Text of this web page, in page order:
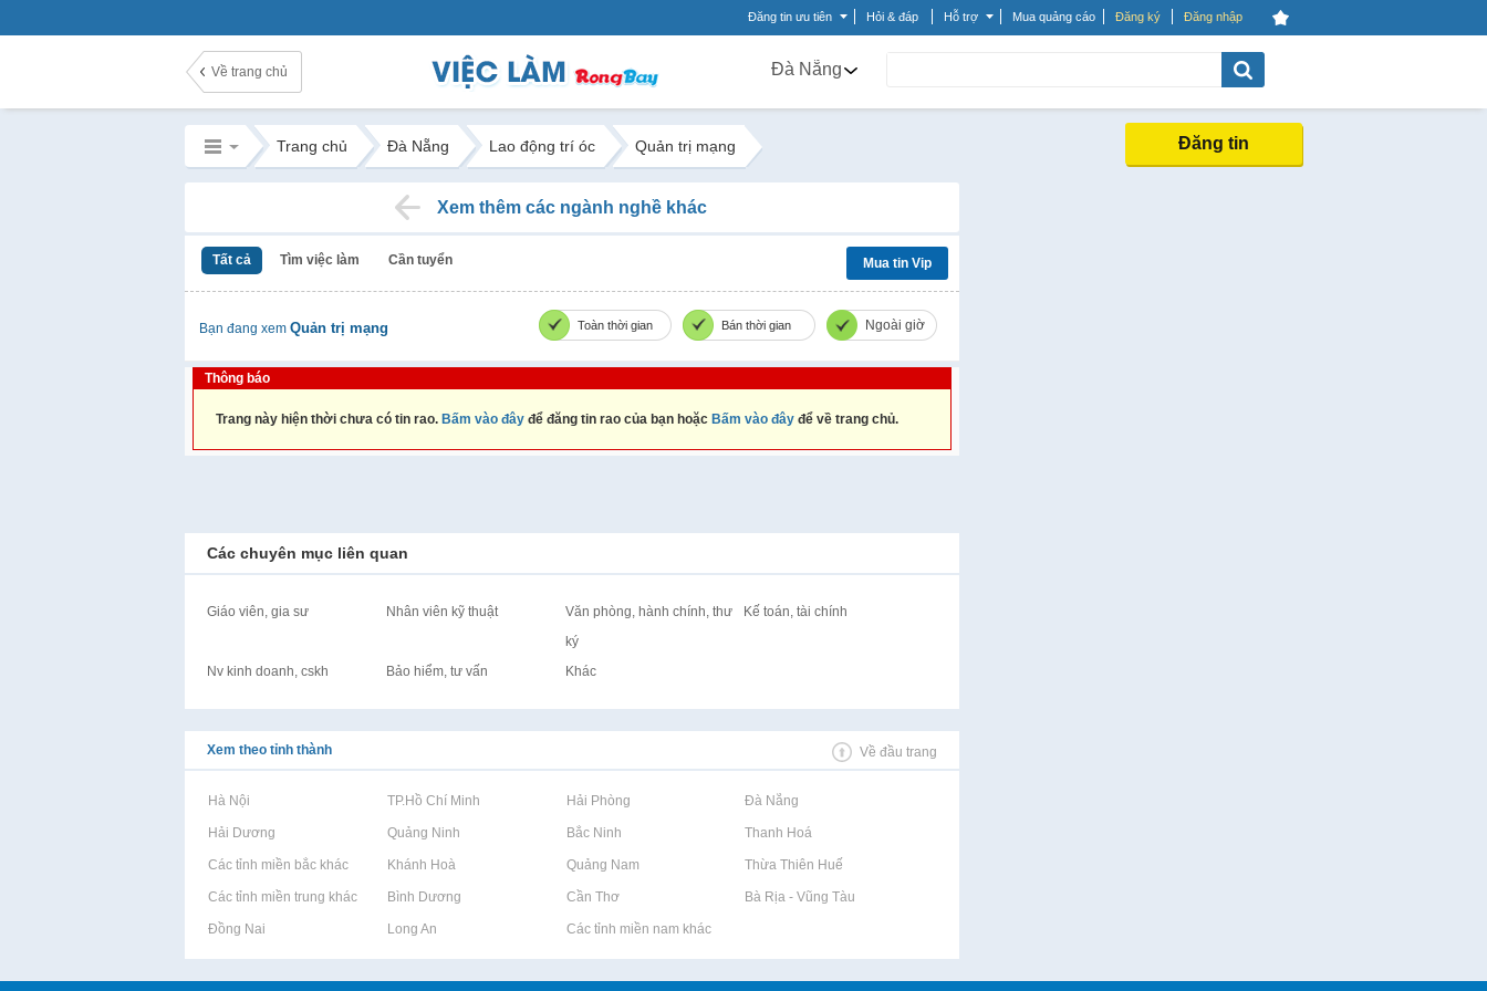
Đăng tin ưu tiên Hỏi & đáp Hỗ trợ Mua quảng cáo Đăng ký Đăng nhập
Về trang chủ Đà Nẵng
Trang chủ Đà Nẵng Lao động trí óc Quản trị mạng Đăng tin
Xem thêm các ngành nghề khác
Tất cả Tìm việc làm Cần tuyển Mua tin Vip
Bạn đang xem Quản trị mạng Toàn thời gian Bán thời gian Ngoài giờ
Thông báo
Trang này hiện thời chưa có tin rao. Bấm vào đây để đăng tin rao của bạn hoặc Bấm vào đây để về trang chủ.
Các chuyên mục liên quan
Giáo viên, gia sư Nhân viên kỹ thuật
Văn phòng, hành chính, thư
ký
Kế toán, tài chính
Nv kinh doanh, cskh Bảo hiểm, tư vấn Khác
Xem theo tỉnh thành Về đầu trang
Rao vặt tại Hà Nội Rao vặt tại TP.Hồ Chí Minh Rao vặt tại Hải Phòng Rao vặt tại Đà Nẵng
Rao vặt tại Hải Dương Rao vặt tại Quảng Ninh Rao vặt tại Bắc Ninh Rao vặt tại Thanh Hoá
Rao vặt tại Các tỉnh miền bắc khácRao vặt tại Khánh Hoà Rao vặt tại Quảng Nam Rao vặt tại Thừa Thiên Huế
Rao vặt tại Các tỉnh miền trung khácRao vặt tại Bình Dương Rao vặt tại Cần Thơ Rao vặt tại Bà Rịa - Vũng Tàu
Rao vặt tại Đồng Nai Rao vặt tại Long An Rao vặt tại Các tỉnh miền nam khác